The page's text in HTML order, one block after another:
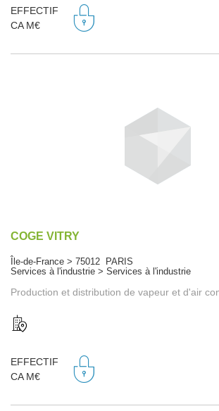
EFFECTIF
CA M€
COGE VITRY
Île-de-France > 75012 PARIS
Services à l'industrie > Services à l'industrie
Production et distribution de vapeur et d'air
EFFECTIF
CA M€